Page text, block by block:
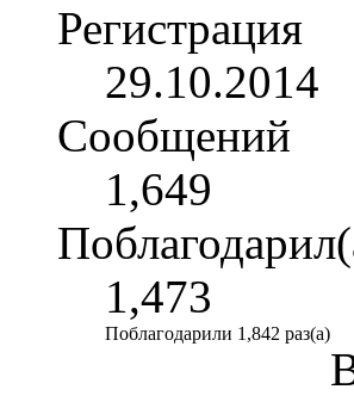
Регистрация
29.10.2014
Сообщений
1,649
1,473
Поблагодарили 1,842 раз(а)